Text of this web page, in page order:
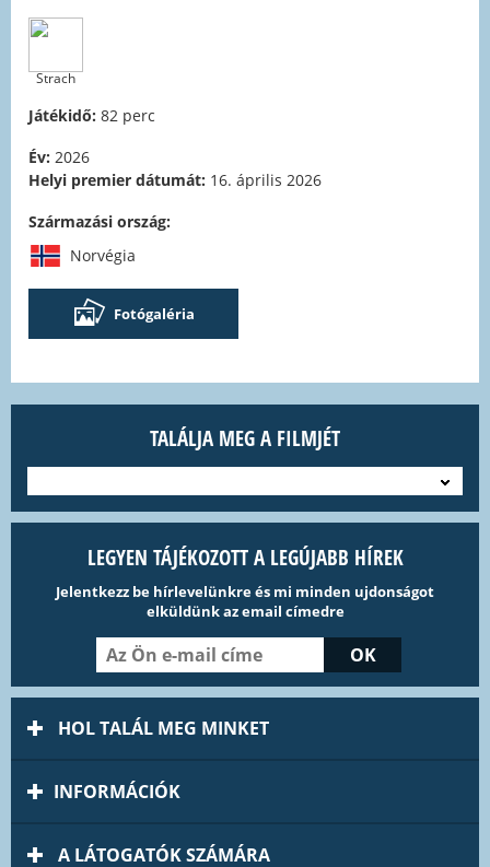
Strach
Játékidő: 82 perc
Év: 2026
Helyi premier dátumát: 16. április 2026
Származási ország:
Norvégia
Fotógaléria
TALÁLJA MEG A FILMJÉT
LEGYEN TÁJÉKOZOTT A LEGÚJABB HÍREK
Jelentkezz be hírlevelünkre és mi minden ujdonságot
elküldünk az email címedre
HOL TALÁL MEG MINKET
INFORMÁCIÓK
A LÁTOGATÓK SZÁMÁRA